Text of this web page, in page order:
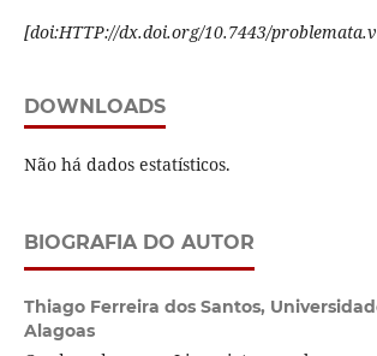
[doi:HTTP://dx.doi.org/10.7443/problemata.
DOWNLOADS
Não há dados estatísticos.
BIOGRAFIA DO AUTOR
Thiago Ferreira dos Santos,
Alagoas